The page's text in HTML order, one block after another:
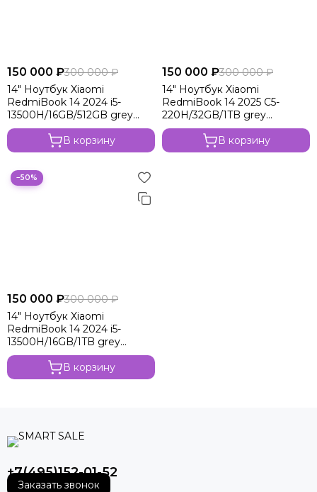
150 000 ₽300 000 ₽
14" Ноутбук Xiaomi
RedmiBook 14 2024 i5-
13500H/16GB/512GB grey
(JYU4574CN)
В корзину
150 000 ₽300 000 ₽
14" Ноутбук Xiaomi
RedmiBook 14 2025 C5-
220H/32GB/1TB grey
(JYU4635CN)
В корзину
−50%
150 000 ₽300 000 ₽
14" Ноутбук Xiaomi
RedmiBook 14 2024 i5-
13500H/16GB/1TB grey
(JYU4575CN)
В корзину
+7(495)152-01-52
Заказать звонок